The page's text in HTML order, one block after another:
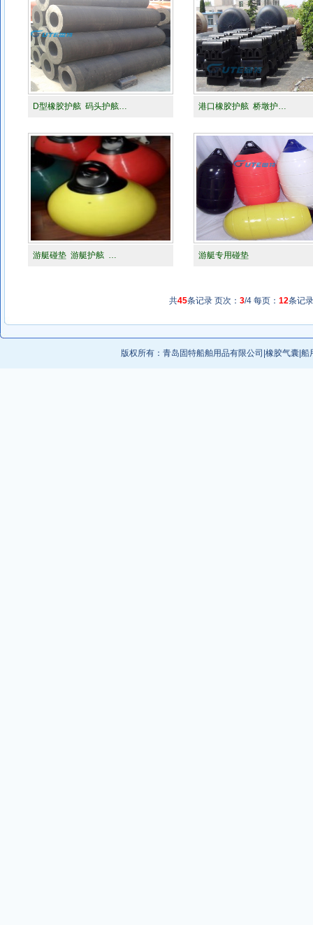
D型橡胶护舷 码头护舷… 港口橡胶护舷 桥墩护…
游艇碰垫 游艇护舷 … 游艇专用碰垫
共45条记录 页次： 3/4 每页： 12条记
版权所有： 青岛固特船舶用品有限公司 橡胶气囊 船